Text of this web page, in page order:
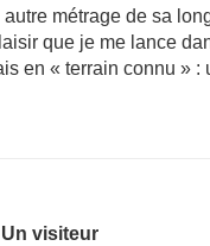
métrage de sa
que je me lance
en « terrain connu »
Un visiteur